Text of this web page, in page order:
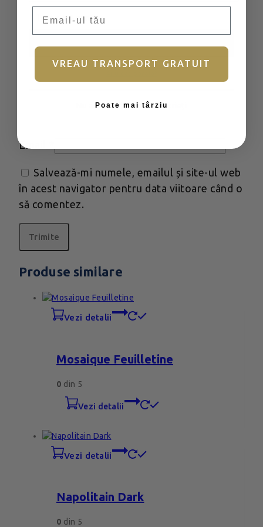
Email
Salvează-mi numele, emailul și site-ul web
în acest navigator pentru data viitoare când o
să comentez.
Produse similare
vezi detalii
Mosaique Feuilletine
0 din 5
vezi detalii
vezi detalii
Napolitain Dark
0 din 5
Ține-mă minte
Nu aveți încă un cont?Înscrieți
VREAU TRANSPORT GRATUIT
Poate mai târziu